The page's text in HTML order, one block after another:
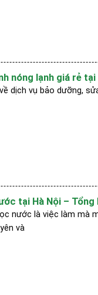
nóng lạnh giá rẻ tại
dịch vụ bảo dưỡng,
tại Hà Nội – Tổng
nước là việc làm mà
và